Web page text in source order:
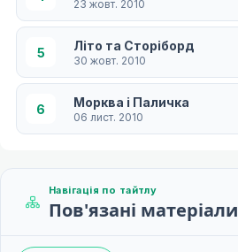
23 жовт. 2010
5 Літо та Сторіборд
30 жовт. 2010
6 Морква і Паличка
06 лист. 2010
Тривога і очікування
Навігація по тайтлу
Пов'язані матеріали